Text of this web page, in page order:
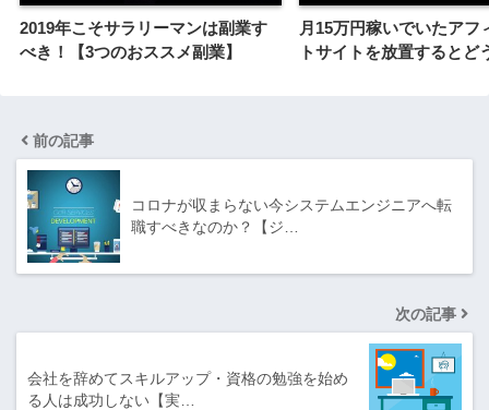
2019年こそサラリーマンは副業す
べき！【3つのおススメ副業】
月15万円稼いでいたアフ
トサイトを放置するとど
前の記事
コロナが収まらない今システムエンジニアへ転
職すべきなのか？【ジ…
次の記事
会社を辞めてスキルアップ・資格の勉強を始め
る人は成功しない【実…